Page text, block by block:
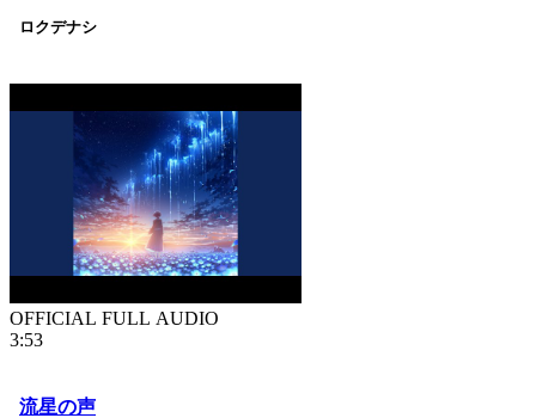
ロクデナシ
OFFICIAL FULL AUDIO
3:53
流星の声